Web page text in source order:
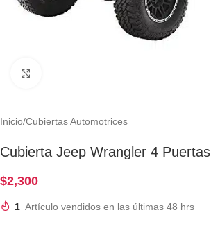
Inicio/Cubiertas Automotrices
Cubierta Jeep Wrangler 4 Puertas
$2,300
1 Artículo vendidos en las últimas 48 hrs